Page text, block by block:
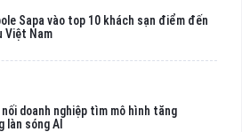
Sapa vào top 10 khách sạn điểm đến
Việt Nam
doanh nghiệp tìm mô hình tăng
làn sóng AI